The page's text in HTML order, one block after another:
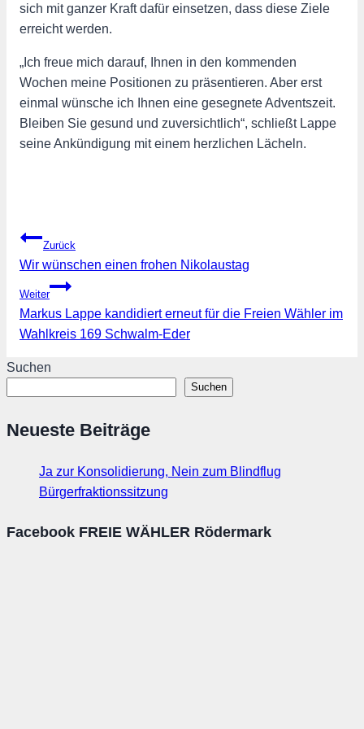
sich mit ganzer Kraft dafür einsetzen, dass diese Ziele
erreicht werden.
„Ich freue mich darauf, Ihnen in den kommenden
Wochen meine Positionen zu präsentieren. Aber erst
einmal wünsche ich Ihnen eine gesegnete Adventszeit.
Bleiben Sie gesund und zuversichtlich“, schließt Lappe
seine Ankündigung mit einem herzlichen Lächeln.
Beitragsnavigation
Zurück
Wir wünschen einen frohen Nikolaustag
Weiter
Markus Lappe kandidiert erneut für die Freien Wähler im
Wahlkreis 169 Schwalm-Eder
Suchen
Suchen
Neueste Beiträge
Ja zur Konsolidierung, Nein zum Blindflug
Bürgerfraktionssitzung
Facebook FREIE WÄHLER Rödermark